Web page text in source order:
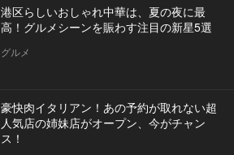
港区らしいおしゃれ中華は、夏の夜に最
高！グルメシーンを賑わす注目の新星5選
グルメ
豪快肉イタリアン！あの予約が取れない超
人気店の姉妹店がオープン、今がチャン
ス！